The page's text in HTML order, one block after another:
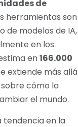
de
herramientas son
de modelos de IA,
en los
en166.000
extiende más allá
cómo la
el mundo.
tendencia en la